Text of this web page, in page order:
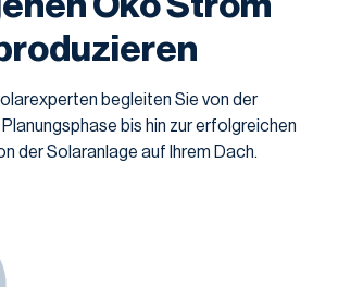
begleiten Sie von der
bis hin zur erfolgreichen
der Solaranlage auf Ihrem Dach.